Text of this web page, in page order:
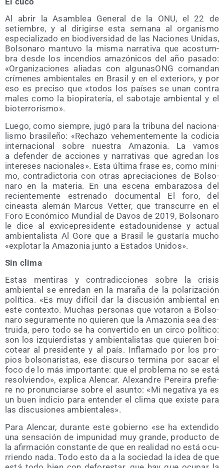
Al abrir la Asam­blea Gene­ral de la ONU, el 22 de
setiem­bre, y al diri­gir­se esta sema­na al orga­nis­mo
espe­cia­li­za­do en bio­di­ver­si­dad de las Nacio­nes Uni­das,
Bol­so­na­ro man­tu­vo la mis­ma narra­ti­va que acos­tum­
bra des­de los incen­dios ama­zó­ni­cos del año pasa­do:
«Orga­ni­za­cio­nes alia­das con algu­na­sONG coman­dan
crí­me­nes ambien­ta­les en Bra­sil y en el exte­rior», y por
eso es pre­ci­so que «todos los paí­ses se unan con­tra
males como la bio­pi­ra­te­ría, el sabo­ta­je ambien­tal y el
bioterrorismo».
Lue­go, como siem­pre, jugó para la tri­bu­na del nacio­na­
lis­mo bra­si­le­ño: «Recha­zo vehe­men­te­men­te la codi­cia
inter­na­cio­nal sobre nues­tra Ama­zo­nia. La vamos
a defen­der de accio­nes y narra­ti­vas que agre­dan los
intere­ses nacio­na­les». Esta últi­ma fra­se es, como míni­
mo, con­tra­dic­to­ria con otras apre­cia­cio­nes de Bol­so­
na­ro en la mate­ria. En una esce­na emba­ra­zo­sa del
recien­te­men­te estre­na­do docu­men­tal El foro, del
cineas­ta ale­mán Mar­cus Vet­ter, que trans­cu­rre en el
Foro Eco­nó­mi­co Mun­dial de Davos de 2019, Bol­so­na­ro
le dice al exvi­ce­pre­si­den­te esta­dou­ni­den­se y actual
ambien­ta­lis­ta Al Gore que a Bra­sil le gus­ta­ría mucho
«explo­tar la Ama­zo­nia jun­to a Esta­dos Unidos».
Sin cli­ma
Estas men­ti­ras y con­tra­dic­cio­nes sobre la cri­sis
ambien­tal se enre­dan en la mara­ña de la pola­ri­za­ción
polí­ti­ca. «Es muy difí­cil dar la dis­cu­sión ambien­tal en
este con­tex­to. Muchas per­so­nas que vota­ron a Bol­so­
na­ro segu­ra­men­te no quie­ren que la Ama­zo­nia sea des­
trui­da, pero todo se ha con­ver­ti­do en un cir­co polí­ti­co:
son los izquier­dis­tas y ambien­ta­lis­tas que quie­ren boi­
co­tear al pre­si­den­te y al país. Infla­ma­do por los pro­
pios bol­so­na­ris­tas, ese dis­cur­so ter­mi­na por sacar el
foco de lo más impor­tan­te: que el pro­ble­ma no se está
resol­vien­do», expli­ca Alen­car. Ale­xan­dre Perei­ra pre­fie­
re no pro­nun­ciar­se sobre el asun­to: «Mi nega­ti­va ya es
un buen indi­cio para enten­der el cli­ma que exis­te para
las dis­cu­sio­nes ambientales».
Para Alen­car, duran­te este gobierno «se ha exten­di­do
una sen­sa­ción de impu­ni­dad muy gran­de, pro­duc­to de
la afir­ma­ción cons­tan­te de que en reali­dad no está ocu­
rrien­do nada. Todo esto da a la socie­dad la idea de que